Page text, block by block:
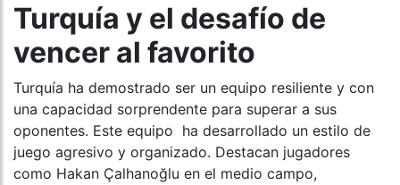
Turquía y el desafío de
vencer al favorito
Turquía ha demostrado ser un equipo resiliente y con
una capacidad sorprendente para superar a sus
oponentes. Este equipo ha desarrollado un estilo de
juego agresivo y organizado. Destacan jugadores
como Hakan Çalhanoğlu en el medio campo,